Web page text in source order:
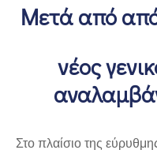
Μετά από
νέος
Στο πλαίσιο της